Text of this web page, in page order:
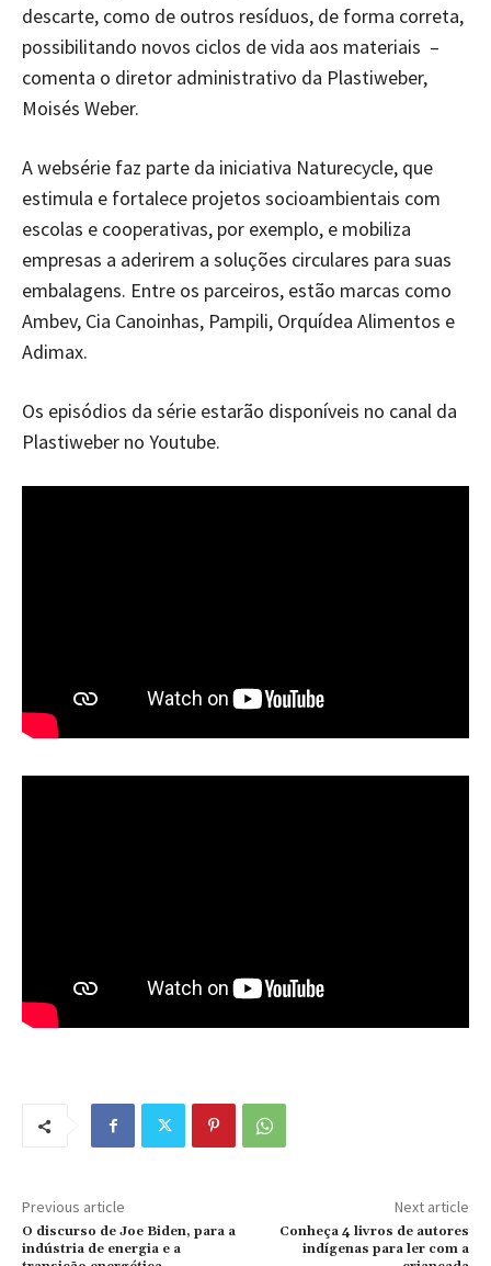
descarte, como de outros resíduos, de forma correta,
possibilitando novos ciclos de vida aos materiais –
comenta o diretor administrativo da Plastiweber,
Moisés Weber.
A websérie faz parte da iniciativa Naturecycle, que
estimula e fortalece projetos socioambientais com
escolas e cooperativas, por exemplo, e mobiliza
empresas a aderirem a soluções circulares para suas
embalagens. Entre os parceiros, estão marcas como
Ambev, Cia Canoinhas, Pampili, Orquídea Alimentos e
Adimax.
Os episódios da série estarão disponíveis no canal da
Plastiweber no Youtube.
Previous article
O discurso de Joe Biden, para a
indústria de energia e a
Next article
Conheça 4 livros de autores
indígenas para ler com a